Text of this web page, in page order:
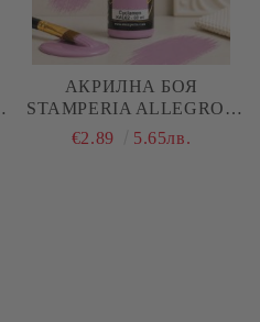
АКРИЛНА БОЯ
STAMPERIA ALLEGRO -
CYCLAMEN - 60 МЛ.
€2.89 5.65лв.